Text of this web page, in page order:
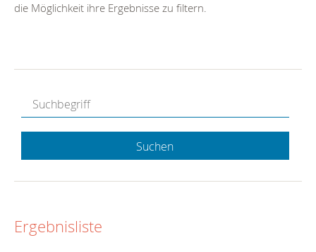
die Möglichkeit ihre Ergebnisse zu filtern.
Suchen
Ergebnisliste